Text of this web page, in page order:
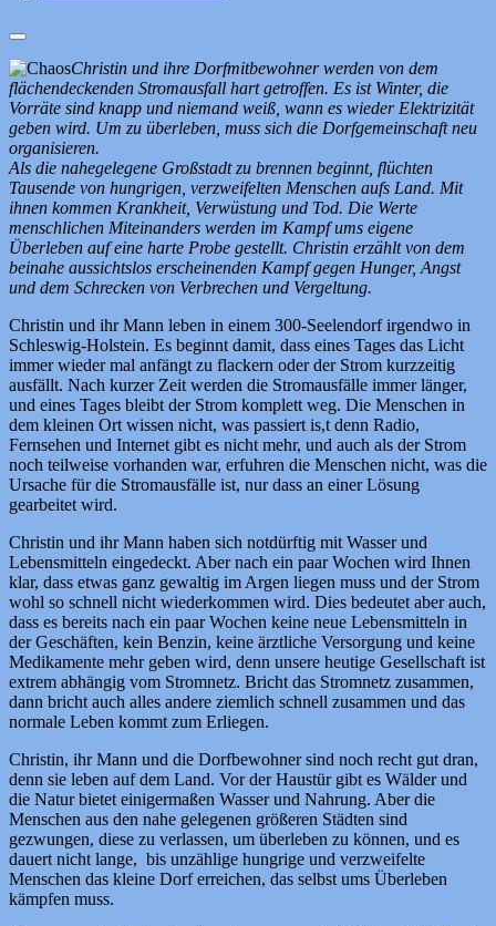
Christin und ihre Dorfmitbewohner werden von dem
flächendeckenden Stromausfall hart getroffen. Es ist Winter, die
Vorräte sind knapp und niemand weiß, wann es wieder Elektrizität
geben wird. Um zu überleben, muss sich die Dorfgemeinschaft neu
organisieren.
Als die nahegelegene Großstadt zu brennen beginnt, flüchten
Tausende von hungrigen, verzweifelten Menschen aufs Land. Mit
ihnen kommen Krankheit, Verwüstung und Tod. Die Werte
menschlichen Miteinanders werden im Kampf ums eigene
Überleben auf eine harte Probe gestellt. Christin erzählt von dem
beinahe aussichtslos erscheinenden Kampf gegen Hunger, Angst
und dem Schrecken von Verbrechen und Vergeltung.
Christin und ihr Mann leben in einem 300-Seelendorf irgendwo in
Schleswig-Holstein. Es beginnt damit, dass eines Tages das Licht
immer wieder mal anfängt zu flackern oder der Strom kurzzeitig
ausfällt. Nach kurzer Zeit werden die Stromausfälle immer länger,
und eines Tages bleibt der Strom komplett weg. Die Menschen in
dem kleinen Ort wissen nicht, was passiert is,t denn Radio,
Fernsehen und Internet gibt es nicht mehr, und auch als der Strom
noch teilweise vorhanden war, erfuhren die Menschen nicht, was die
Ursache für die Stromausfälle ist, nur dass an einer Lösung
gearbeitet wird.
Christin und ihr Mann haben sich notdürftig mit Wasser und
Lebensmitteln eingedeckt. Aber nach ein paar Wochen wird Ihnen
klar, dass etwas ganz gewaltig im Argen liegen muss und der Strom
wohl so schnell nicht wiederkommen wird. Dies bedeutet aber auch,
dass es bereits nach ein paar Wochen keine neue Lebensmitteln in
der Geschäften, kein Benzin, keine ärztliche Versorgung und keine
Medikamente mehr geben wird, denn unsere heutige Gesellschaft ist
extrem abhängig vom Stromnetz. Bricht das Stromnetz zusammen,
dann bricht auch alles andere ziemlich schnell zusammen und das
normale Leben kommt zum Erliegen.
Christin, ihr Mann und die Dorfbewohner sind noch recht gut dran,
denn sie leben auf dem Land. Vor der Haustür gibt es Wälder und
die Natur bietet einigermaßen Wasser und Nahrung. Aber die
Menschen aus den nahe gelegenen größeren Städten sind
gezwungen, diese zu verlassen, um überleben zu können, und es
dauert nicht lange, bis unzählige hungrige und verzweifelte
Menschen das kleine Dorf erreichen, das selbst ums Überleben
kämpfen muss.